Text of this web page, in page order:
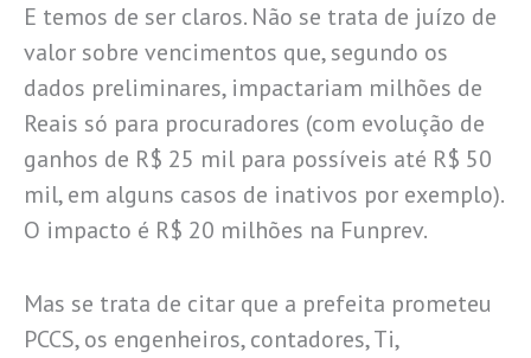
E temos de ser claros. Não se trata de juízo de
valor sobre vencimentos que, segundo os
dados preliminares, impactariam milhões de
Reais só para procuradores (com evolução de
ganhos de R$ 25 mil para possíveis até R$ 50
mil, em alguns casos de inativos por exemplo).
O impacto é R$ 20 milhões na Funprev.
Mas se trata de citar que a prefeita prometeu
PCCS, os engenheiros, contadores, Ti,